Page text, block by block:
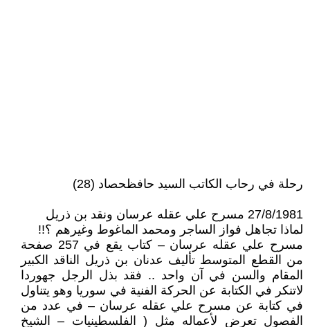
رحلة في رحاب الكاتب السيد حافظحصاد (28)
27/8/1981 مسرح علي عقله عرسان ونقد بن ذريل
لماذا تجاهل فواز الساجر ومحمد الماغوط وغيرهم ؟!!
مسرح علي عقله عرسان – كتاب يقع في 257 صفحة
من القطع المتوسط تأليف عدنان بن ذريل الناقد الكبير
المقام والسن في آن واحد .. فقد بذل الرجل جهوردا
لاتنكر في الكتابة عن الحركة الفنية في سوريا وهو يتناول
في كتابة عن مسرح علي عقله عرسان – في عدد من
الفصول تعرض لأعماله مثل ( الفلسطينيات – الشيخ